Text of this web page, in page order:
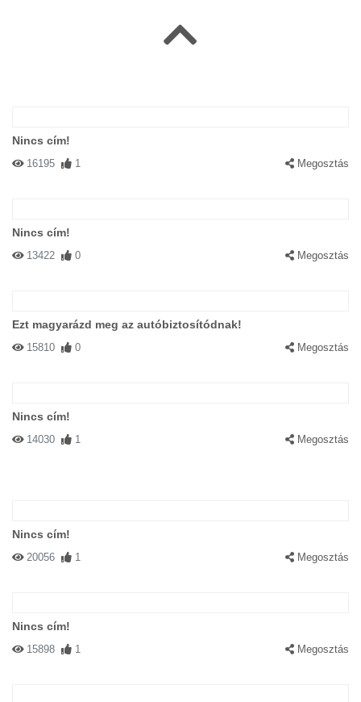
Nincs cím!
16195 1 Megosztás
Nincs cím!
13422 0 Megosztás
Ezt magyarázd meg az autóbiztosítódnak!
15810 0 Megosztás
Nincs cím!
14030 1 Megosztás
Nincs cím!
20056 1 Megosztás
Nincs cím!
15898 1 Megosztás